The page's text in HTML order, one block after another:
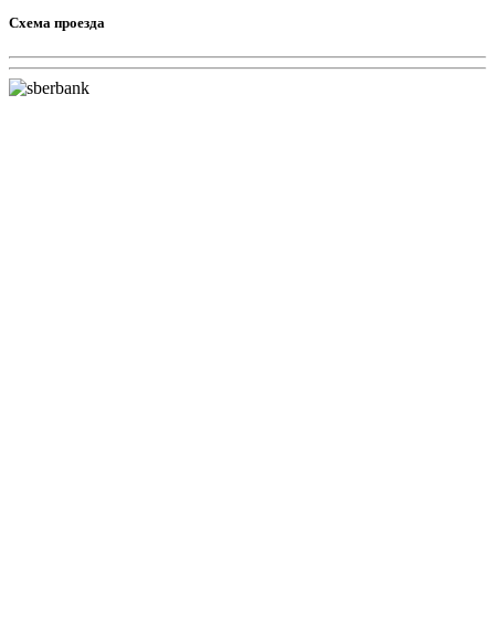
Схема проезда